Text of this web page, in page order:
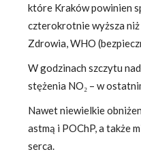
które Kraków powinien
czterokrotnie wyższa
Zdrowia, WHO
W godzinach szczytu
stężenia NO₂ – w
Nawet niewielkie
astmą i POChP, a także
serca.